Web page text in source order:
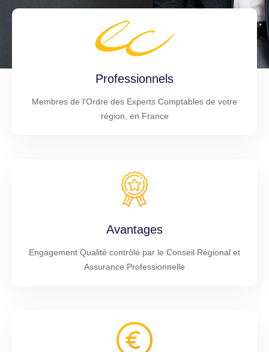
Professionnels
Membres de l'Ordre des Experts Comptables de votre
région, en France
Avantages
Engagement Qualité contrôlé par le Conseil Régional et
Assurance Professionnelle